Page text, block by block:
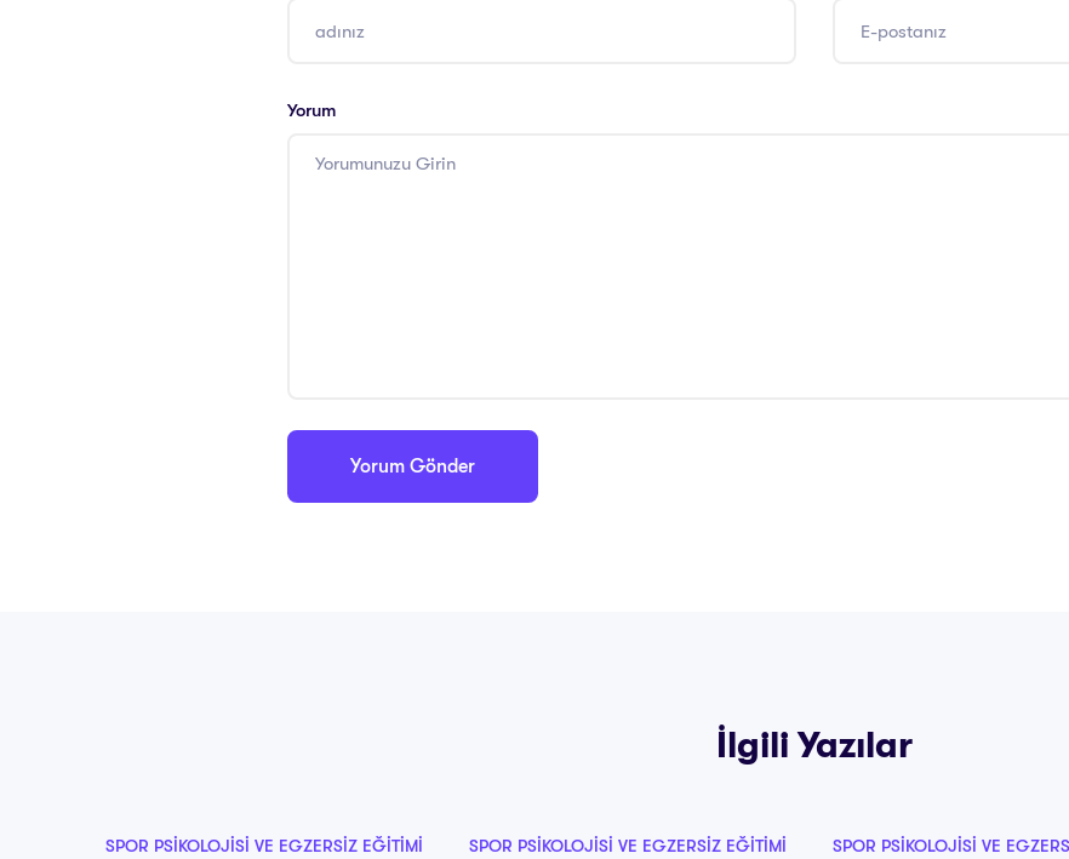
Yorum
İlgili Yazılar
SPOR PSIKOLOJISI VE EGZERSIZ EĞITIMI SPOR PSIKOLOJISI VE EGZERSIZ EĞITIMI SPOR PSIKOLOJISI VE